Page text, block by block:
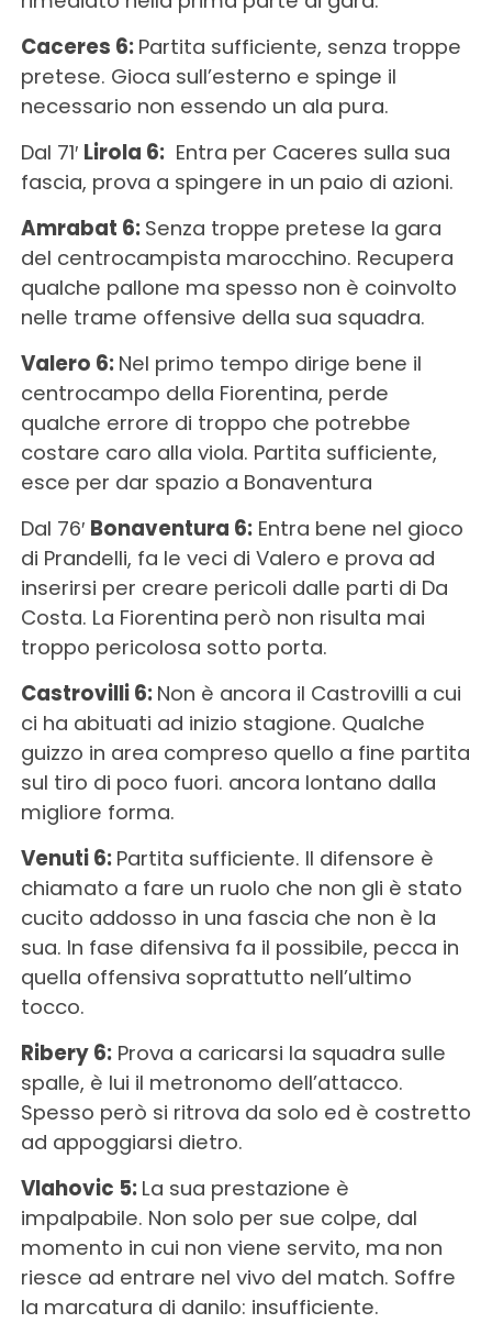
Caceres 6: Partita sufficiente, senza troppe
pretese. Gioca sull’esterno e spinge il
necessario non essendo un ala pura.
Dal 71′ Lirola 6:Entra per Caceres sulla sua
fascia, prova a spingere in un paio di azioni.
Amrabat 6: Senza troppe pretese la gara
del centrocampista marocchino. Recupera
qualche pallone ma spesso non è coinvolto
nelle trame offensive della sua squadra.
Valero 6: Nel primo tempo dirige bene il
centrocampo della Fiorentina, perde
qualche errore di troppo che potrebbe
costare caro alla viola. Partita sufficiente,
esce per dar spazio a Bonaventura
Dal 76′ Bonaventura 6:Entra bene nel gioco
di Prandelli, fa le veci di Valero e prova ad
inserirsi per creare pericoli dalle parti di Da
Costa. La Fiorentina però non risulta mai
troppo pericolosa sotto porta.
Castrovilli 6: Non è ancora il Castrovilli a cui
ci ha abituati ad inizio stagione. Qualche
guizzo in area compreso quello a fine partita
sul tiro di poco fuori. ancora lontano dalla
migliore forma.
Venuti 6: Partita sufficiente. Il difensore è
chiamato a fare un ruolo che non gli è stato
cucito addosso in una fascia che non è la
sua. In fase difensiva fa il possibile, pecca in
quella offensiva soprattutto nell’ultimo
tocco.
Ribery 6:Prova a caricarsi la squadra sulle
spalle, è lui il metronomo dell’attacco.
Spesso però si ritrova da solo ed è costretto
ad appoggiarsi dietro.
Vlahovic 5: La sua prestazione è
impalpabile. Non solo per sue colpe, dal
momento in cui non viene servito, ma non
riesce ad entrare nel vivo del match. Soffre
la marcatura di danilo: insufficiente.